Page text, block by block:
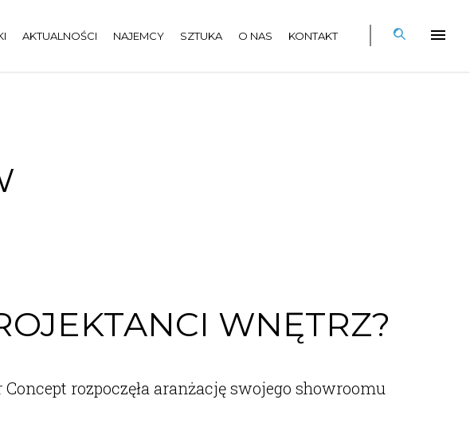
AKTUALNOŚCI NAJEMCY SZTUKA O NAS KONTAKT
WNĘTRZ?
rozpoczęła aranżację swojego showroomu